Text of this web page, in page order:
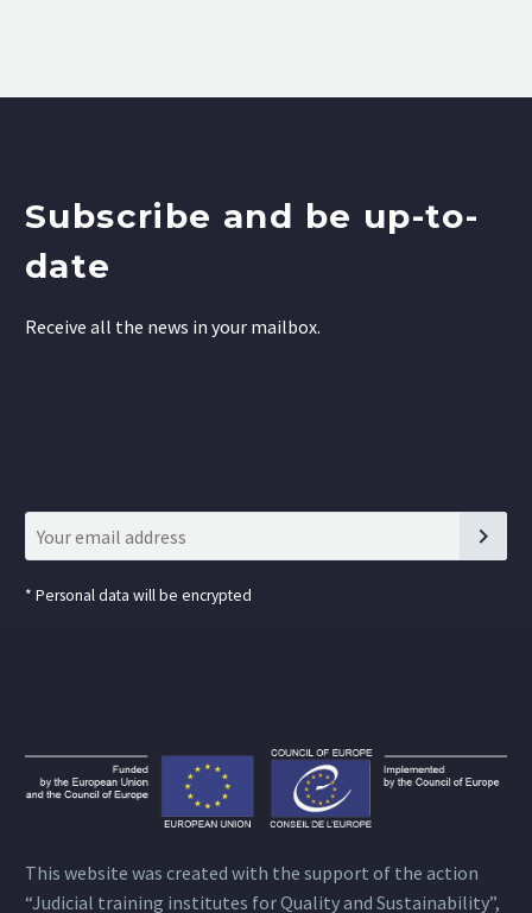
Subscribe and be up-to-
date
Receive all the news in your mailbox.
* Personal data will be encrypted
This website was created with the support of the action
“Judicial training institutes for Quality and Sustainability”,